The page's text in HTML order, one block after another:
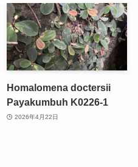
Homalomena doctersii
Payakumbuh K0226-1
2026年4月22日